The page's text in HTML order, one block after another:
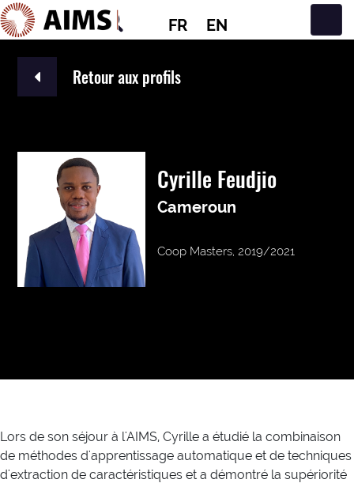
FR EN
Navigation principale
Retour aux profils
Cyrille Feudjio
Cameroun
Coop Masters, 2019/2021
Lors de son séjour à l'AIMS, Cyrille a étudié la combinaison
de méthodes d'apprentissage automatique et de techniques
d'extraction de caractéristiques et a démontré la supériorité